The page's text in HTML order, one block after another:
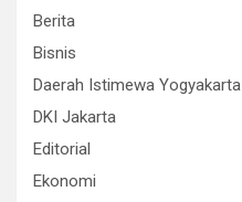
Berita
Bisnis
Daerah Istimewa Yogyakarta
DKI Jakarta
Editorial
Ekonomi